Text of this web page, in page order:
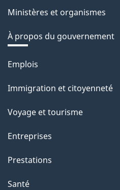
Ministères et organismes
À propos du gouvernement
Thèmes
sujets
Emplois
Immigration et citoyenneté
Voyage et tourisme
Entreprises
Prestations
Santé